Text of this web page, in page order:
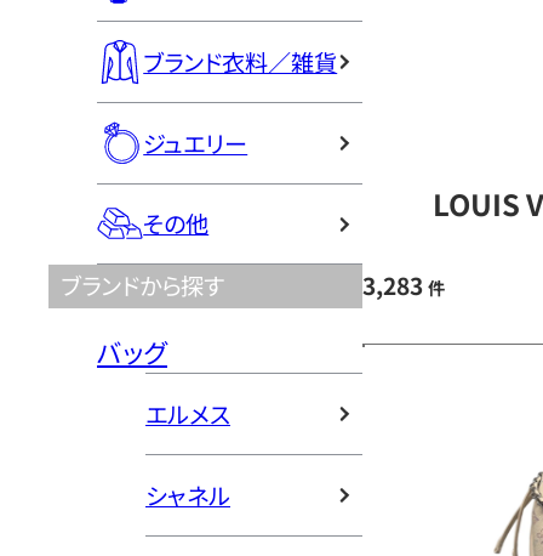
ブランド衣料／雑貨
ジュエリー
その他
ブランドから探す
バッグ
エルメス
シャネル
LOUIS
3,283 件